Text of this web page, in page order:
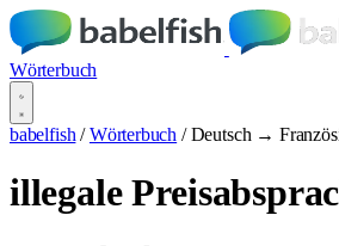
Wörterbuch
babelfish / Wörterbuch / Deutsch →
illegale